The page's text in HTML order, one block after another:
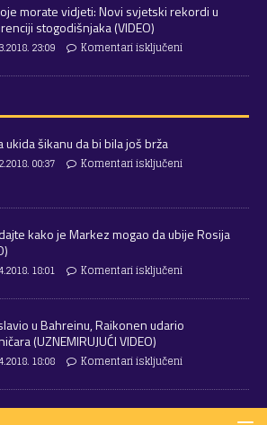
morate vidjeti: Novi svjetski rekordi u
stogodišnjaka (VIDEO)
23:09 Komentari isključeni
ukida šikanu da bi bila još brža
00:37 Komentari isključeni
kako je Markez mogao da ubije Rosija
18:01 Komentari isključeni
u Bahreinu, Raikonen udario
(UZNEMIRUJUĆI VIDEO)
18:08 Komentari isključeni